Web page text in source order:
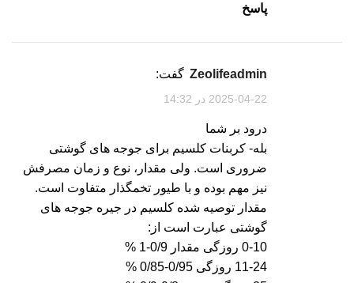
پاسخ
zeolifeadmin گفت:
2025-04-22 در 14:32
درود بر شما
بله- کربنات کلسیم برای جوجه های گوشتی
ضروری است. ولی مقدار، نوع و زمان مصرفش
نیز مهم بوده و با طیور تخمگذار متفاوت است.
مقدار توصیه شده کلسیم در جیره جوجه های
گوشتی عبارت است از:
0-10 روزگی مقدار 0/9-1 %
11-24 روزگی 0/95-0/85 %